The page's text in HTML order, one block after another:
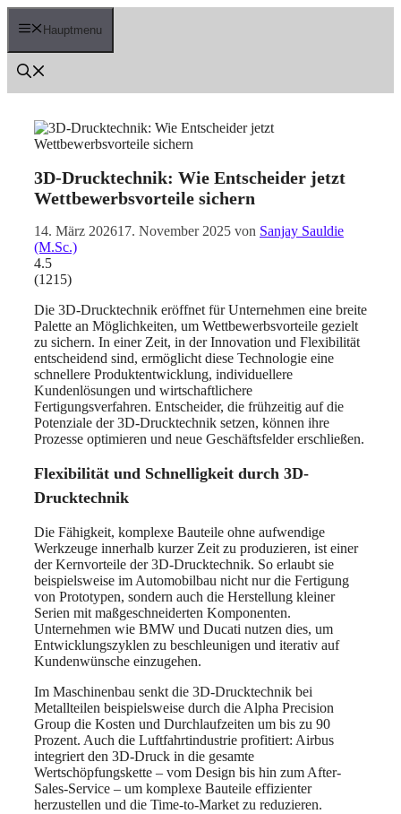
Zum
Inhalt Hauptmenu
3D-Drucktechnik: Wie Entscheider jetzt
Wettbewerbsvorteile sichern
14. März 202617. November 2025 von Sanjay Sauldie
(M.Sc.)
4.5
(1215)
Die 3D-Drucktechnik eröffnet für Unternehmen eine breite
Palette an Möglichkeiten, um Wettbewerbsvorteile gezielt
zu sichern. In einer Zeit, in der Innovation und Flexibilität
entscheidend sind, ermöglicht diese Technologie eine
schnellere Produktentwicklung, individuellere
Kundenlösungen und wirtschaftlichere
Fertigungsverfahren. Entscheider, die frühzeitig auf die
Potenziale der 3D-Drucktechnik setzen, können ihre
Prozesse optimieren und neue Geschäftsfelder erschließen.
Flexibilität und Schnelligkeit durch 3D-
Drucktechnik
Die Fähigkeit, komplexe Bauteile ohne aufwendige
Werkzeuge innerhalb kurzer Zeit zu produzieren, ist einer
der Kernvorteile der 3D-Drucktechnik. So erlaubt sie
beispielsweise im Automobilbau nicht nur die Fertigung
von Prototypen, sondern auch die Herstellung kleiner
Serien mit maßgeschneiderten Komponenten.
Unternehmen wie BMW und Ducati nutzen dies, um
Entwicklungszyklen zu beschleunigen und iterativ auf
Kundenwünsche einzugehen.
Im Maschinenbau senkt die 3D-Drucktechnik bei
Metallteilen beispielsweise durch die Alpha Precision
Group die Kosten und Durchlaufzeiten um bis zu 90
Prozent. Auch die Luftfahrtindustrie profitiert: Airbus
integriert den 3D-Druck in die gesamte
Wertschöpfungskette – vom Design bis hin zum After-
Sales-Service – um komplexe Bauteile effizienter
herzustellen und die Time-to-Market zu reduzieren.